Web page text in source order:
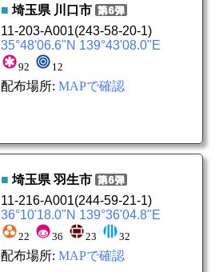
■ 埼玉県 川口市
11-203-A001(243-58-20-1)
35°48'06.6"N 139°43'08.0"E
92 12
配布場所: MAPで確認
■ 埼玉県 羽生市
11-216-A001(244-59-21-1)
36°10'18.0"N 139°36'04.8"E
22 36 23 32
配布場所: MAPで確認